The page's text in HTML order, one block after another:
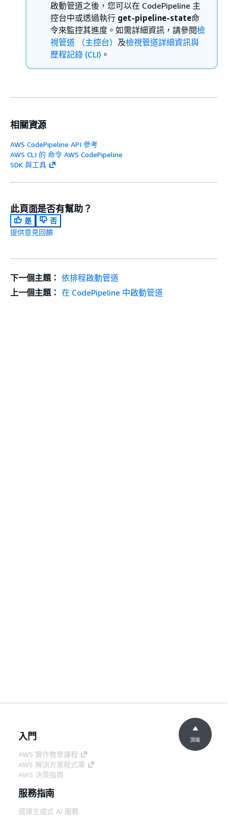
啟動管道之後，您可以在 CodePipeline 主
控台中或透過執行 get-pipeline-state命
令來監控其進度。如需詳細資訊，請參閱檢
視管道 （主控台） 及檢視管道詳細資訊與
歷程記錄 (CLI) 。
相關資源
AWS CodePipeline API 參考
AWS CLI 的 命令 AWS CodePipeline
SDK 與工具
此頁面是否有幫助？
是
否
提供意見回饋
下一個主題： 依排程啟動管道
上一個主題： 在 CodePipeline 中啟動管道
入門
AWS 實作教學課程
AWS 解決方案程式庫
AWS 決策指南
服務指南
選擇生成式 AI 服務
頂端